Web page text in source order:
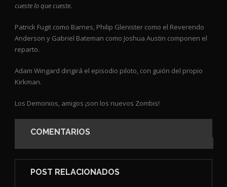
cueste lo que cueste.
Patrick Fugit como Barnes, Philip Glenister como el Reverendo
Anderson y Gabriel Bateman como Joshua Austin componen el
reparto.
Adam Wingard dirigirá el episodio piloto, con guión del propio
Kirkman.
Los Demonios, amigos ¡son los nuevos Zombis!
COMENTARIOS
POST RELACIONADOS